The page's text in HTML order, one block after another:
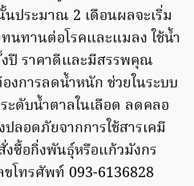
ประมาณ 2 เดือนผลจะเริ่ม
นทานต่อโรคและแมลง ใช้น้ำ
ปี ราคาดีและมีสรรพคุณ
งการลดน้ำหนัก ช่วยในระบบ
ดับน้ำตาลในเลือด ลดคลอ
ลอดภัยจากการใช้สารเคมี
งซื้อกิ่งพันธุ์หรือแก้วมังกร
โทรศัพท์ 093-6136828